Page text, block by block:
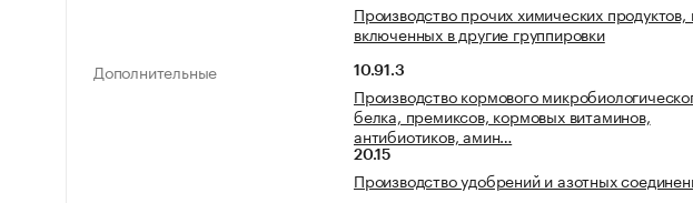
Производство прочих химических продуктов,
включенных в другие группировки
Дополнительные
10.91.3
Производство кормового
белка, премиксов, кормовых витаминов,
антибиотиков, амин…
20.15
Производство удобрений и азотных